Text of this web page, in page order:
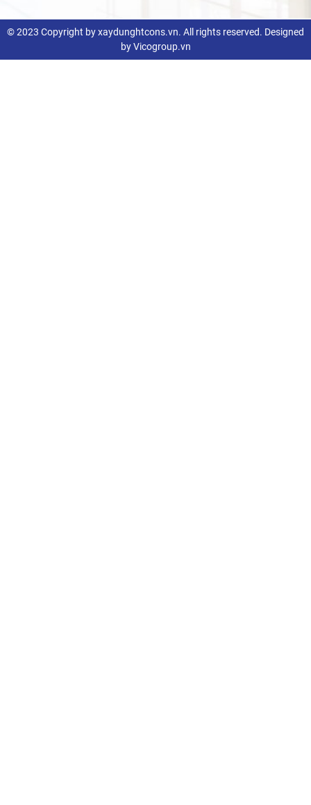
© 2023 Copyright by xaydunghtcons.vn. All rights reserved. Designed
by Vicogroup.vn